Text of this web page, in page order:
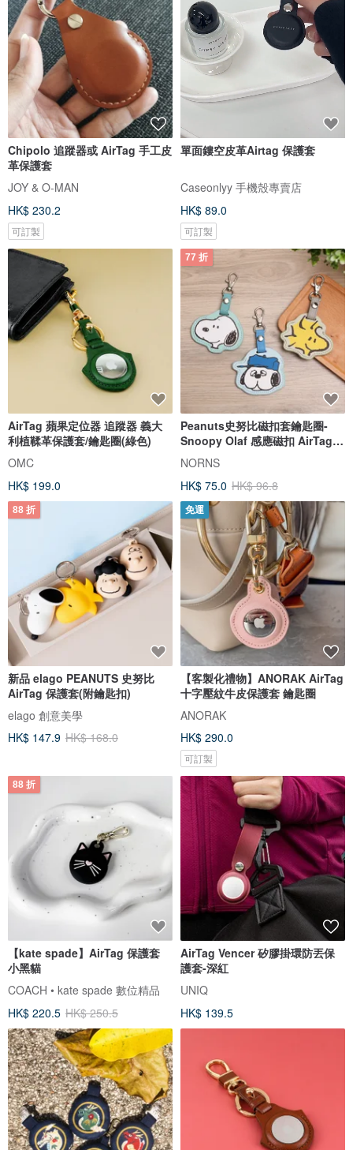
Chipolo 追蹤器或 AirTag 手工皮
革保護套
JOY & O-MAN
HK$ 230.2
可訂製
單面鏤空皮革Airtag 保護套
Caseonlyy 手機殼專賣店
HK$ 89.0
可訂製
AirTag 蘋果定位器 追蹤器 義大
利植鞣革保護套/鑰匙圈(綠色)
OMC
HK$ 199.0
77 折
Peanuts史努比磁扣套鑰匙圈-
Snoopy Olaf 感應磁扣 AirTag
保護套
NORNS
HK$ 75.0 HK$ 96.8
88 折
新品 elago PEANUTS 史努比
AirTag 保護套(附鑰匙扣)
elago 創意美學
HK$ 147.9 HK$ 168.0
免運
【客製化禮物】ANORAK AirTag
十字壓紋牛皮保護套 鑰匙圈
ANORAK
HK$ 290.0
可訂製
88 折
【kate spade】AirTag 保護套
小黑貓
COACH • kate spade 數位精品
HK$ 220.5 HK$ 250.5
AirTag Vencer 矽膠掛環防丟保
護套-深紅
UNIQ
HK$ 139.5